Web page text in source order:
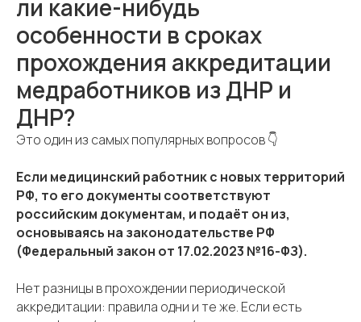
ли какие-нибудь
особенности в сроках
прохождения аккредитации
медработников из ДНР и
ДНР?
Это один из самых популярных вопросов 👇
Если медицинский работник с новых территорий
РФ, то его документы соответствуют
российским документам, и подаёт он из,
основываясь на законодательстве РФ
(Федеральный закон от 17.02.2023 №16-ФЗ).
Нет разницы в прохождении периодической
аккредитации: правила одни и те же. Если есть